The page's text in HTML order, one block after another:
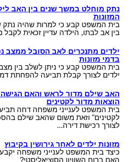
נתק מוחלט במשך שנים בין האב
המזונות
בין אב לבתו, הילדה עדיין זכאית לקבל
ילדים מתנכרים לאב הסובל ממצב
בדמי מזונות
בית המשפט קבע כי ניתן לשלב בין
ילדים לצורך קבלת תביעה להפחתת
האב שילם מדור לראש והאם
הוצאות מדור לקטינים
בית המשפט לענייני משפחה דחה
לקטינים" וזאת משום שהאב שילם
לצורך רכישת דירה...
מזונות ילדים לאחר גירושין בקיבוץ
כיצד בית המשפט לענייני משפחה יקבע
האם ברוח השוויון הסוציאליסטי?